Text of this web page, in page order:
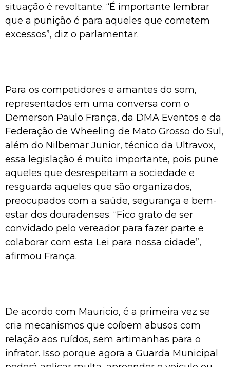
situação é revoltante. “É importante lembrar
que a punição é para aqueles que cometem
excessos”, diz o parlamentar.
Para os competidores e amantes do som,
representados em uma conversa com o
Demerson Paulo França, da DMA Eventos e da
Federação de Wheeling de Mato Grosso do Sul,
além do Nilbemar Junior, técnico da Ultravox,
essa legislação é muito importante, pois pune
aqueles que desrespeitam a sociedade e
resguarda aqueles que são organizados,
preocupados com a saúde, segurança e bem-
estar dos douradenses. “Fico grato de ser
convidado pelo vereador para fazer parte e
colaborar com esta Lei para nossa cidade”,
afirmou França.
De acordo com Mauricio, é a primeira vez se
cria mecanismos que coíbem abusos com
relação aos ruídos, sem artimanhas para o
infrator. Isso porque agora a Guarda Municipal